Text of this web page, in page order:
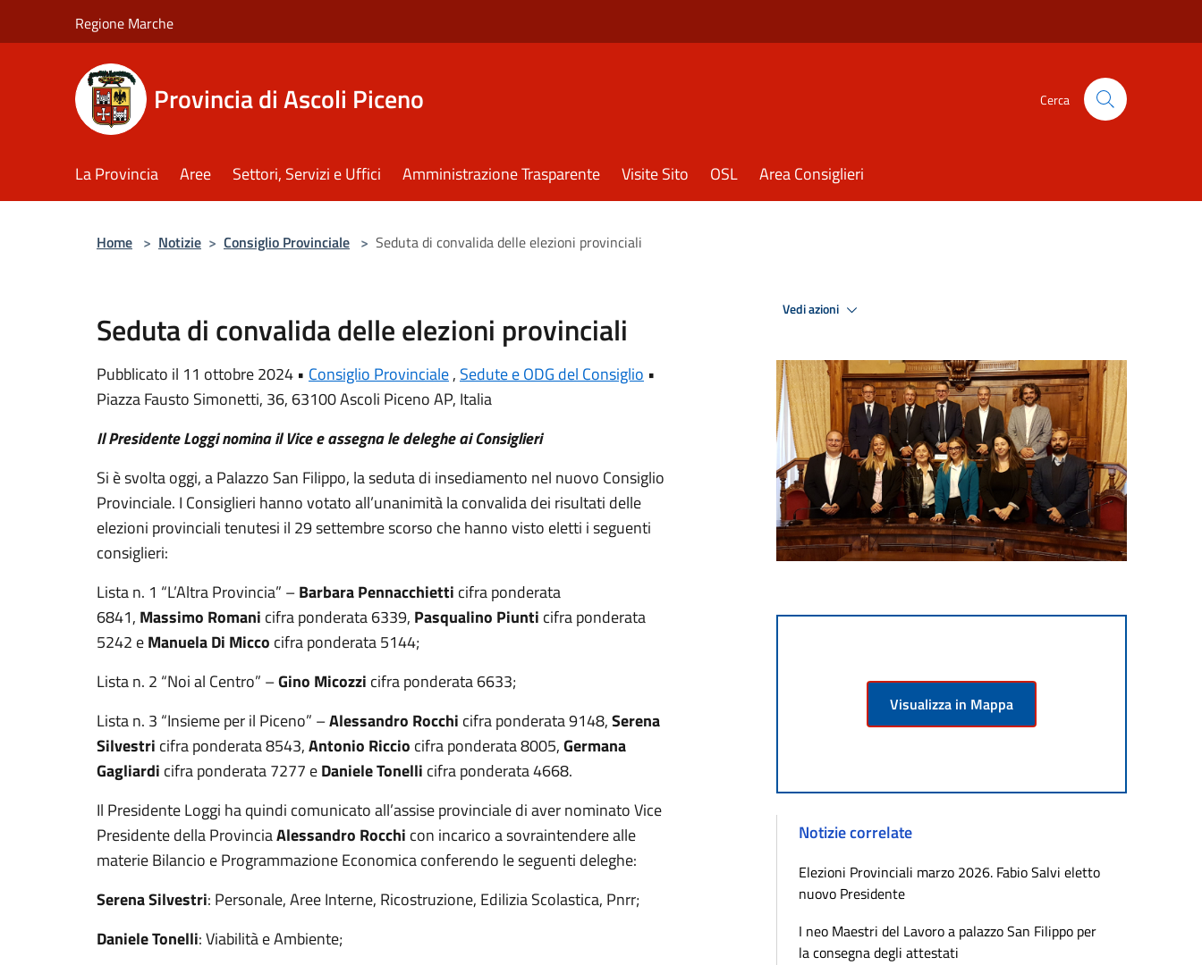
Regione Marche
Provincia di Ascoli Piceno Cerca
La Provincia Aree Settori, Servizi e Uffici Amministrazione Trasparente Visite Sito OSL Area Consiglieri
Home > Notizie > Consiglio Provinciale > Seduta di convalida delle elezioni provinciali
Seduta di convalida delle elezioni provinciali
Pubblicato il 11 ottobre 2024 • Consiglio Provinciale, Sedute e ODG del Consiglio •
Piazza Fausto Simonetti, 36, 63100 Ascoli Piceno AP, Italia
Il Presidente Loggi nomina il Vice e assegna le deleghe ai Consiglieri
Si è svolta oggi, a Palazzo San Filippo, la seduta di insediamento nel nuovo Consiglio
Provinciale. I Consiglieri hanno votato all’unanimità la convalida dei risultati delle
elezioni provinciali tenutesi il 29 settembre scorso che hanno visto eletti i seguenti
consiglieri:
Lista n. 1 “L’Altra Provincia” –Barbara Pennacchietti cifra ponderata
6841, Massimo Romani cifra ponderata 6339, Pasqualino Piunti cifra ponderata
5242 eManuela Di Micco cifra ponderata 5144;
Lista n. 2 “Noi al Centro” –Gino Micozzi cifra ponderata 6633;
Lista n. 3 “Insieme per il Piceno” –Alessandro Rocchi cifra ponderata 9148,Serena
Silvestri cifra ponderata 8543,Antonio Riccio cifra ponderata 8005,Germana
Gagliardi cifra ponderata 7277 eDaniele Tonelli cifra ponderata 4668.
Il Presidente Loggi ha quindi comunicato all’assise provinciale di aver nominato Vice
Presidente della ProvinciaAlessandro Rocchi con incarico a sovraintendere alle
materie Bilancio e Programmazione Economica conferendo le seguenti deleghe:
Serena Silvestri: Personale, Aree Interne, Ricostruzione, Edilizia Scolastica, Pnrr;
Daniele Tonelli: Viabilità e Ambiente;
Vedi azioni
Visualizza in Mappa
Notizie correlate
Elezioni Provinciali marzo 2026. Fabio Salvi eletto
nuovo Presidente
I neo Maestri del Lavoro a palazzo San Filippo per
la consegna degli attestati